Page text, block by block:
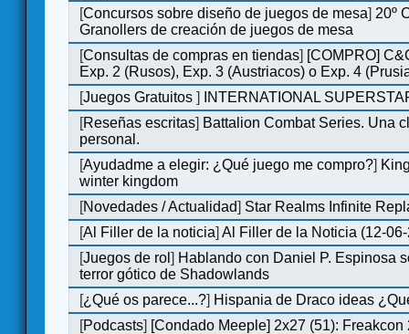
[Concursos sobre diseño de juegos de mesa] 20º
Granollers de creación de juegos de mesa
[Consultas de compras en tiendas] [COMPRO]
Exp. 2 (Rusos), Exp. 3 (Austriacos) o Exp. 4
[Juegos Gratuitos]
INTERNATIONAL
[Reseñas escritas] Battalion Combat Series. Una
personal.
[Ayudadme a elegir: ¿Qué juego me compro?]
winter kingdom
[Novedades / Actualidad] Star Realms Infinite
[Al Filler de la noticia]Al Filler de la Noticia (12-
[Juegos de rol] Hablando con Daniel P. Espinosa
terror gótico de Shadowlands
[¿Qué os parece...?] Hispania de Draco ideas
[Podcasts] [Condado Meeple] 2x27 (51): Freakcon